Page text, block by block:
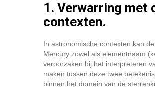
1. Verwarring met
contexten.
In astronomische contexten kan
Mercury zowel als elementnaam
veroorzaken bij het interpreteren
maken tussen deze twee
binnen het domein van de